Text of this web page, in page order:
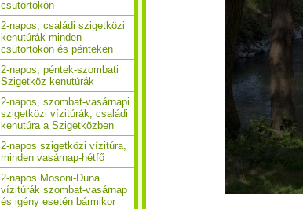
csütörtökön
2-napos, családi szigetközi
kenutúrák minden
csütörtökön és pénteken
2-napos, péntek-szombati
Szigetköz kenutúrák
2-napos, szombat-vasárnapi
szigetközi vízitúrák, családi
kenutúra a Szigetközben
2-napos szigetközi vízitúra,
minden vasárnap-hétfő
2-napos Mosoni-Duna
vízitúrák szombat-vasárnap
és igény esetén bármikor